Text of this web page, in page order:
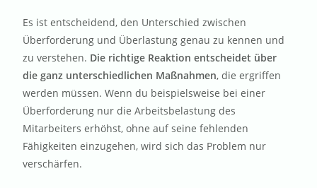
Es ist entscheidend, den Unterschied zwischen
Überforderung und Überlastung genau zu kennen und
zu verstehen. Die richtige Reaktion entscheidet über
die ganz unterschiedlichen Maßnahmen, die ergriffen
werden müssen. Wenn du beispielsweise bei einer
Überforderung nur die Arbeitsbelastung des
Mitarbeiters erhöhst, ohne auf seine fehlenden
Fähigkeiten einzugehen, wird sich das Problem nur
verschärfen.